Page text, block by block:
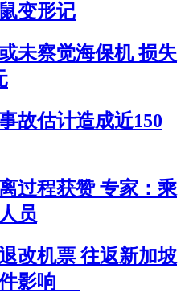
变形记
未察觉海保机 损失
故估计造成近150
过程获赞 专家：乘
员
改机票 往返新加坡
件影响